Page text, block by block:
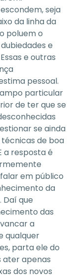
seja
da linha da
poluem o
e
e outras
pessoal.
particular
de ter que se
se ainda
de boa
a resposta é
em público
da
Daí que
das
a
qualquer
parta ele do
ater apenas
dos novos